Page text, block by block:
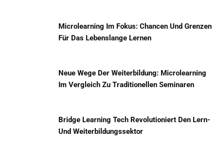
Microlearning Im Fokus: Chancen Und Grenzen
Für Das Lebenslange Lernen
Neue Wege Der Weiterbildung: Microlearning
Im Vergleich Zu Traditionellen Seminaren
Bridge Learning Tech Revolutioniert Den Lern-
Und Weiterbildungssektor